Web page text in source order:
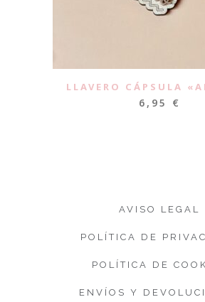
LLAVERO CÁPSULA
6,95 €
AVISO LEGAL
POLÍTICA DE
POLÍTICA DE
ENVÍOS Y